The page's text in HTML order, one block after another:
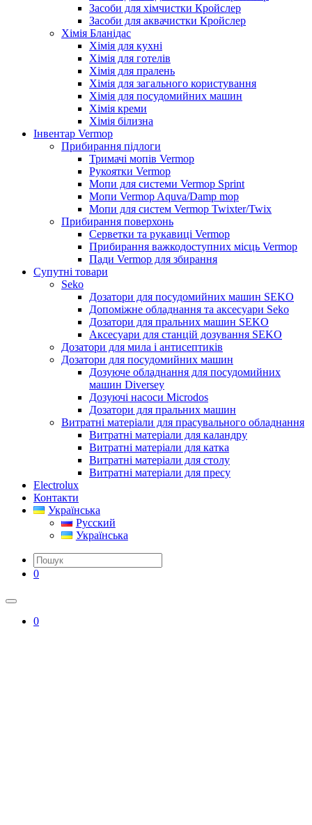
Засоби для хімчистки Кройслер
Засоби для аквачистки Кройслер
Хімія Бланідас
Хімія для кухні
Хімія для готелів
Хімія для пралень
Хімія для загального користування
Хімія для посудомийних машин
Хімія креми
Хімія білизна
Інвентар Vermop
Прибирання підлоги
Тримачі мопів Vermop
Рукоятки Vermop
Мопи для системи Vermop Sprint
Мопи Vermop Aquva/Damp mop
Мопи для систем Vermop Twixter/Twix
Прибирання поверхонь
Серветки та рукавиці Vermop
Прибирання важкодоступних місць Vermop
Пади Vermop для збирання
Супутні товари
Seko
Дозатори для посудомийних машин SEKO
Допоміжне обладнання та аксесуари Seko
Дозатори для пральних машин SEKO
Аксесуари для станцій дозування SEKO
Дозатори для мила і антисептиків
Дозатори для посудомийних машин
Дозуюче обладнання для посудомийних
машин Diversey
Дозуючі насоси Microdos
Дозатори для пральних машин
Витратні матеріали для прасувального обладнання
Витратні матеріали для каландру
Витратні матеріали для катка
Витратні матеріали для столу
Витратні матеріали для пресу
Electrolux
Контакти
Українська
Русский
Українська
0
0